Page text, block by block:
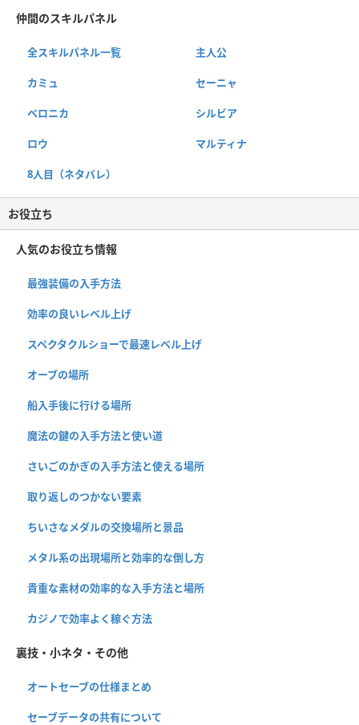
仲間のスキルパネル
全スキルパネル一覧 主人公
カミュ セーニャ
ベロニカ シルビア
ロウ マルティナ
8人目（ネタバレ）
お役立ち
人気のお役立ち情報
最強装備の入手方法
効率の良いレベル上げ
スペクタクルショーで最速レベル上げ
オーブの場所
船入手後に行ける場所
魔法の鍵の入手方法と使い道
さいごのかぎの入手方法と使える場所
取り返しのつかない要素
ちいさなメダルの交換場所と景品
メタル系の出現場所と効率的な倒し方
貴重な素材の効率的な入手方法と場所
カジノで効率よく稼ぐ方法
裏技・小ネタ・その他
オートセーブの仕様まとめ
セーブデータの共有について